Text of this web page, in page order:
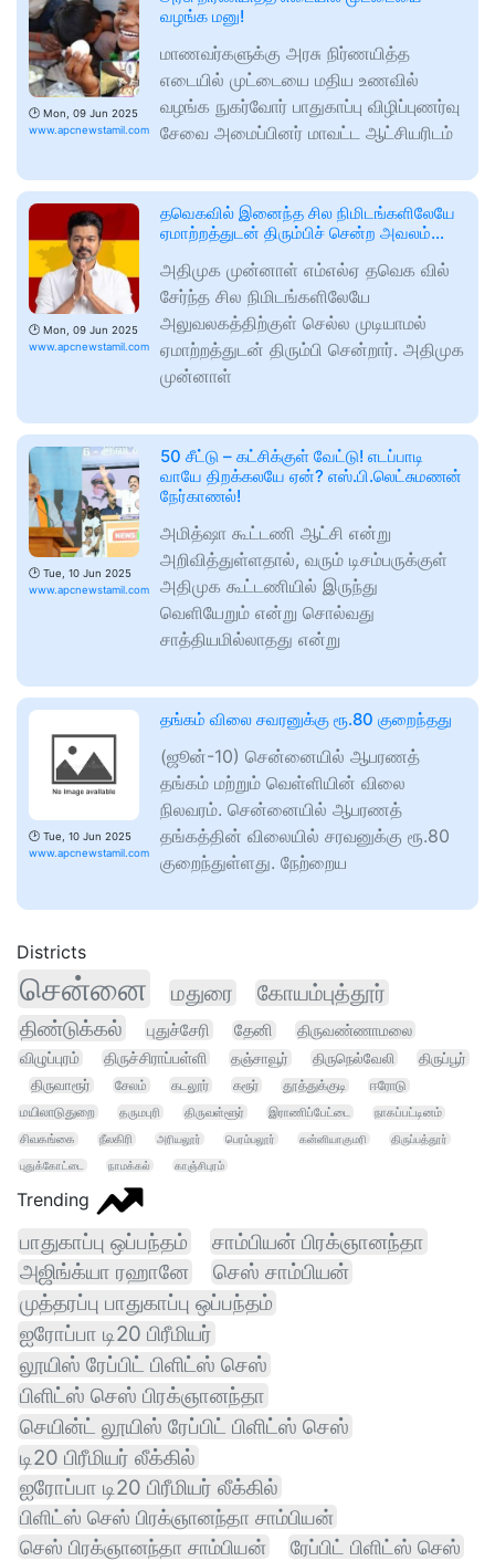
🕑 Mon, 09 Jun 2025
www.apcnewstamil.com
வழங்க மனு!
மாணவர்களுக்கு அரசு நிர்ணயித்த
எடையில் முட்டையை மதிய உணவில்
வழங்க நுகர்வோர் பாதுகாப்பு விழிப்புணர்வு
சேவை அமைப்பினர் மாவட்ட ஆட்சியரிடம்
🕑 Mon, 09 Jun 2025
www.apcnewstamil.com
தவெகவில் இனைந்த சில நிமிடங்களிலேயே
ஏமாற்றத்துடன் திரும்பிச் சென்ற அவலம்…
அதிமுக முன்னாள் எம்எல்ஏ தவெக வில்
சேர்ந்த சில நிமிடங்களிலேயே
அலுவலகத்திற்குள் செல்ல முடியாமல்
ஏமாற்றத்துடன் திரும்பி சென்றார். அதிமுக
முன்னாள்
🕑 Tue, 10 Jun 2025
www.apcnewstamil.com
50 சீட்டு – கட்சிக்குள் வேட்டு! எடப்பாடி
வாயே திறக்கலயே ஏன்? எஸ்.பி.லெட்சுமணன்
நேர்காணல்!
அமித்ஷா கூட்டணி ஆட்சி என்று
அறிவித்துள்ளதால், வரும் டிசம்பருக்குள்
அதிமுக கூட்டணியில் இருந்து
வெளியேறும் என்று சொல்வது
சாத்தியமில்லாதது என்று
🕑 Tue, 10 Jun 2025
www.apcnewstamil.com
தங்கம் விலை சவரனுக்கு ரூ.80 குறைந்தது
(ஜூன்-10) சென்னையில் ஆபரணத்
தங்கம் மற்றும் வெள்ளியின் விலை
நிலவரம். சென்னையில் ஆபரணத்
தங்கத்தின் விலையில் சரவனுக்கு ரூ.80
குறைந்துள்ளது. நேற்றைய
Districts
சென்னை மதுரை
கோயம்புத்தூர்
திண்டுக்கல்
புதுச்சேரி தேனி திருவண்ணாமலை
விழுப்புரம் திருச்சிராப்பள்ளி தஞ்சாவூர் திருநெல்வேலி திருப்பூர்
திருவாரூர் சேலம் கடலூர் கரூர் தூத்துக்குடி
ஈரோடு
மயிலாடுதுறை
தருமபுரி திருவள்ளூர் இராணிப்பேட்டை
நாகப்பட்டினம்
சிவகங்கை
நீலகிரி அரியலூர் பெரம்பலூர் கன்னியாகுமரி
திருப்பத்தூர்
புதுக்கோட்டை
நாமக்கல் காஞ்சிபுரம்
Trending
பாதுகாப்பு ஒப்பந்தம் சாம்பியன் பிரக்ஞானந்தா
அஜிங்க்யா ரஹானே
செஸ் சாம்பியன்
முத்தரப்பு பாதுகாப்பு ஒப்பந்தம்
ஐரோப்பா டி20 பிரீமியர்
லூயிஸ் ரேப்பிட் பிளிட்ஸ் செஸ்
பிளிட்ஸ் செஸ் பிரக்ஞானந்தா
செயின்ட் லூயிஸ் ரேப்பிட் பிளிட்ஸ் செஸ்
டி20 பிரீமியர் லீக்கில்
ஐரோப்பா டி20 பிரீமியர் லீக்கில்
பிளிட்ஸ் செஸ் பிரக்ஞானந்தா சாம்பியன்
செஸ் பிரக்ஞானந்தா சாம்பியன்
ரேப்பிட் பிளிட்ஸ் செஸ்